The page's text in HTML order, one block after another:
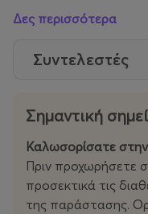
Σχολή Μαγείας!
αιαπρόβλεπτηSuzy!
νέοσόου;
Δες περισσότερα
Συντελεστές
Σημαντική
Καλωσορίσατε
Πριν προχωρήσετε
προσεκτικά τις
της παράστασης.